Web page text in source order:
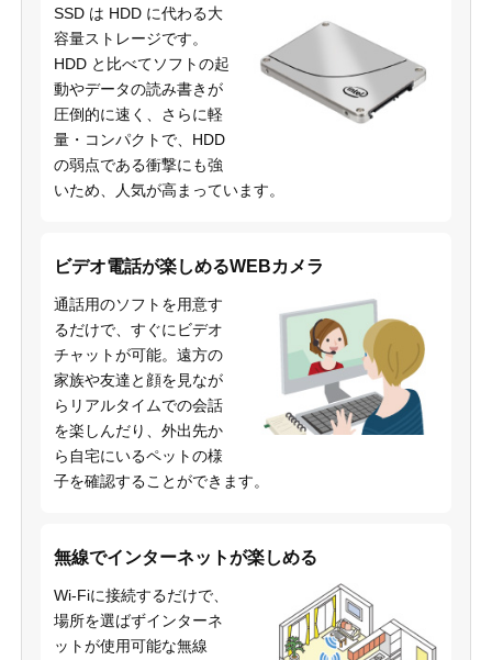
SSD は HDD に代わる大
容量ストレージです。
HDD と比べてソフトの起
動やデータの読み書きが
圧倒的に速く、さらに軽
量・コンパクトで、HDD
の弱点である衝撃にも強
いため、人気が高まっています。
ビデオ電話が楽しめるWEBカメラ
通話用のソフトを用意す
るだけで、すぐにビデオ
チャットが可能。遠方の
家族や友達と顔を見なが
らリアルタイムでの会話
を楽しんだり、外出先か
ら自宅にいるペットの様
子を確認することができます。
無線でインターネットが楽しめる
Wi-Fiに接続するだけで、
場所を選ばずインターネ
ットが使用可能な無線